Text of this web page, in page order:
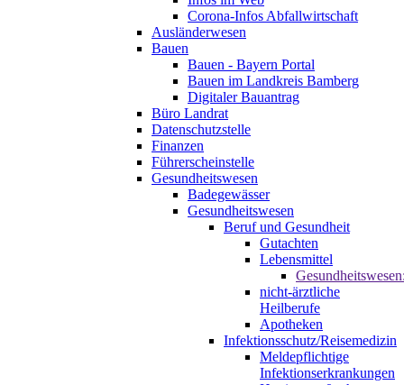
Corona-Infos Abfallwirtschaft
Ausländerwesen
Bauen
Bauen - Bayern Portal
Bauen im Landkreis Bamberg
Digitaler Bauantrag
Büro Landrat
Datenschutzstelle
Finanzen
Führerscheinstelle
Gesundheitswesen
Badegewässer
Gesundheitswesen
Beruf und Gesundheit
Gutachten
Lebensmittel
nicht-ärztliche
Heilberufe
Apotheken
Infektionsschutz/Reisemedizin
Meldepflichtige
Infektionserkrankungen